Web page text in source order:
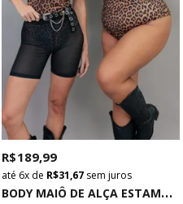
B
ODY MAIÔ DE ALÇA ESTAMPADO ONCINHA
R$ 189,99
6x de R$ 31,67 sem juros